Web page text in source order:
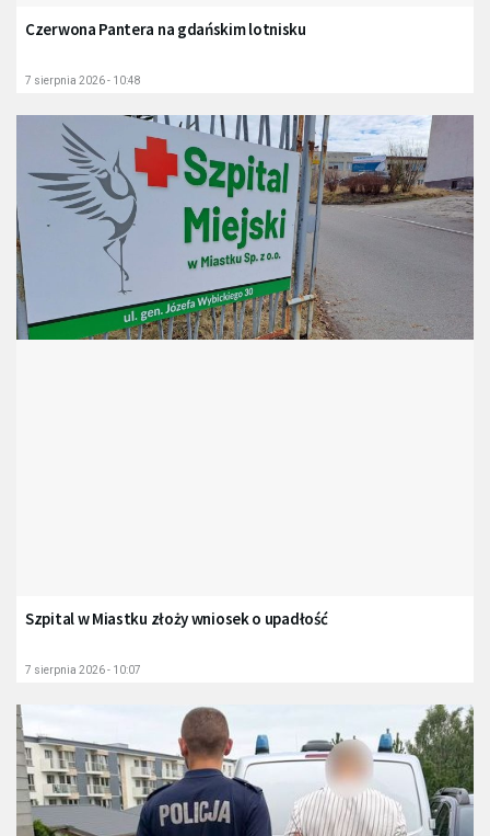
Czerwona Pantera na gdańskim lotnisku
7 sierpnia 2026 - 10:48
Szpital w Miastku złoży wniosek o upadłość
7 sierpnia 2026 - 10:07